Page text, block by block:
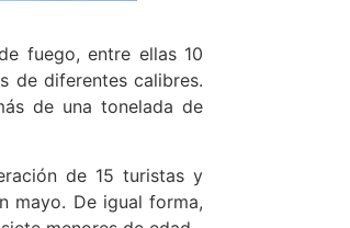
fuego, entre ellas 10
de diferentes calibres.
de una tonelada de
de 15 turistas y
mayo. De igual forma,